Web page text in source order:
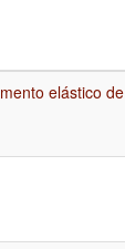
elástico de